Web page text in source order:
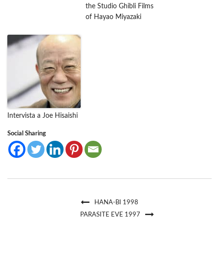
the Studio Ghibli Films
of Hayao Miyazaki
Intervista a Joe Hisaishi
Social Sharing
HANA-BI 1998
PARASITE EVE 1997